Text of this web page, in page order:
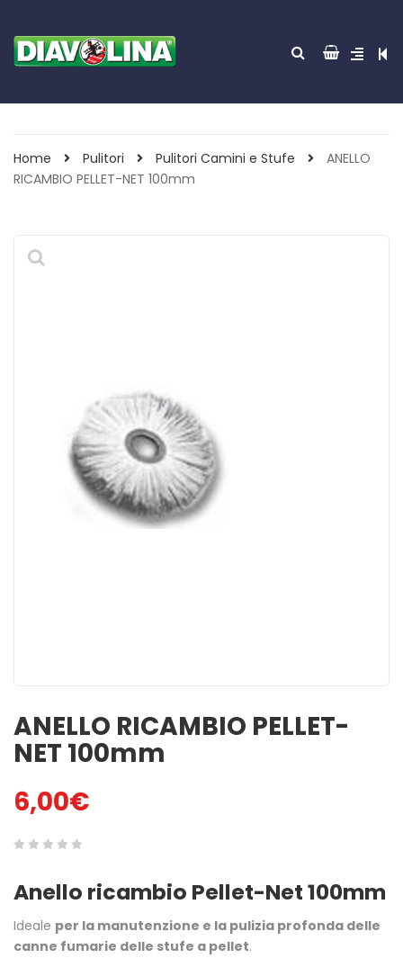
Home Pulitori Pulitori Camini e Stufe
ANELLO
RICAMBIO PELLET-NET 100mm
ANELLO RICAMBIO PELLET-
NET 100mm
6,00€
out
based
on
Anello ricambio Pellet-Net 100mm
Ideale per la manutenzione e la pulizia profonda delle
canne fumarie delle stufe a pellet.
ACCENDITUTTO 30
MINUTI
1,00€
ACCENDIFUOCO 16
MAXI TAVOLETTE